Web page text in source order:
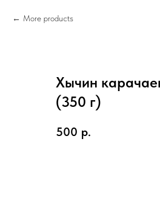
More products
Хычин
(350 г)
500 р.